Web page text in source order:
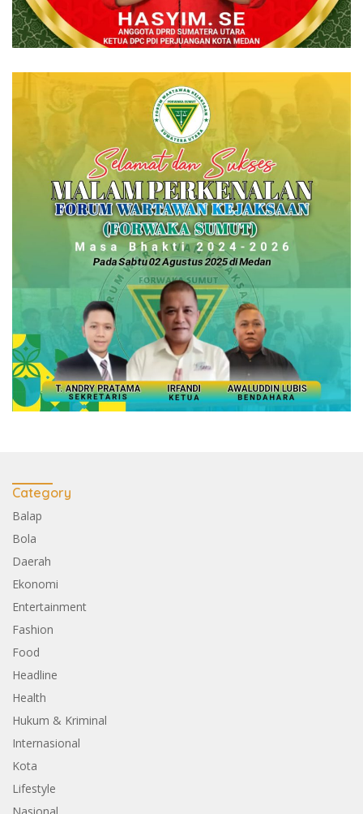
Category
Balap
Bola
Daerah
Ekonomi
Entertainment
Fashion
Food
Headline
Health
Hukum & Kriminal
Internasional
Kota
Lifestyle
Nasional